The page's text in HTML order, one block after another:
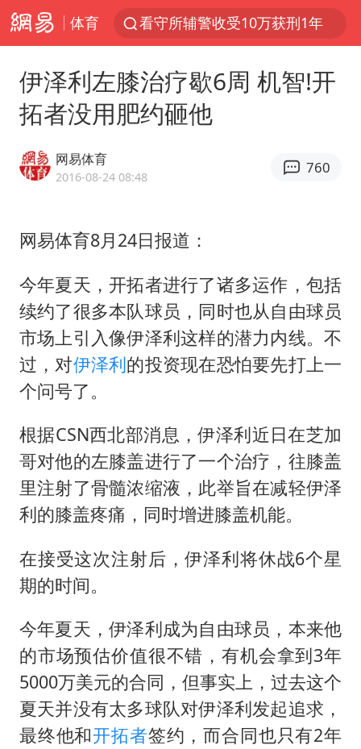
体育
看守所辅警收受10万获刑1年
宇树科技王兴兴身家有望超200亿元
五粮液渠道价一箱上涨近百元
法国将禁止“未经同意的电话营销”
泰国一女公务员妆容引争议 本人回应
女子利用漏洞0元薅走3000多件家电
80后女柜员逆袭成4200亿银行副行长
24小时不关空调 电费会更低吗
东方甄选被判赔偿江小白30万元
奋进开新局 实干挑大梁
伊泽利左膝治疗歇6周 机智!开
拓者没用肥约砸他
网易体育
2016-08-24 08:48
760
网易体育8月24日报道：
今年夏天，开拓者进行了诸多运作，包括
续约了很多本队球员，同时也从自由球员
市场上引入像伊泽利这样的潜力内线。不
过，对伊泽利的投资现在恐怕要先打上一
个问号了。
根据CSN西北部消息，伊泽利近日在芝加
哥对他的左膝盖进行了一个治疗，往膝盖
里注射了骨髓浓缩液，此举旨在减轻伊泽
利的膝盖疼痛，同时增进膝盖机能。
在接受这次注射后，伊泽利将休战6个星
期的时间。
今年夏天，伊泽利成为自由球员，本来他
的市场预估价值很不错，有机会拿到3年
5000万美元的合同，但事实上，过去这个
夏天并没有太多球队对伊泽利发起追求，
最终他和开拓者签约，而合同也只有2年